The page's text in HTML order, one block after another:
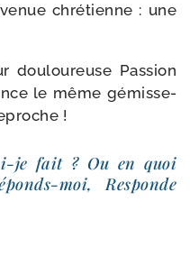
chré­tienne : une
dou­lou­reuse Passion
le même gémis­se­
!
​je fait ? Ou en quoi
​moi, Responde